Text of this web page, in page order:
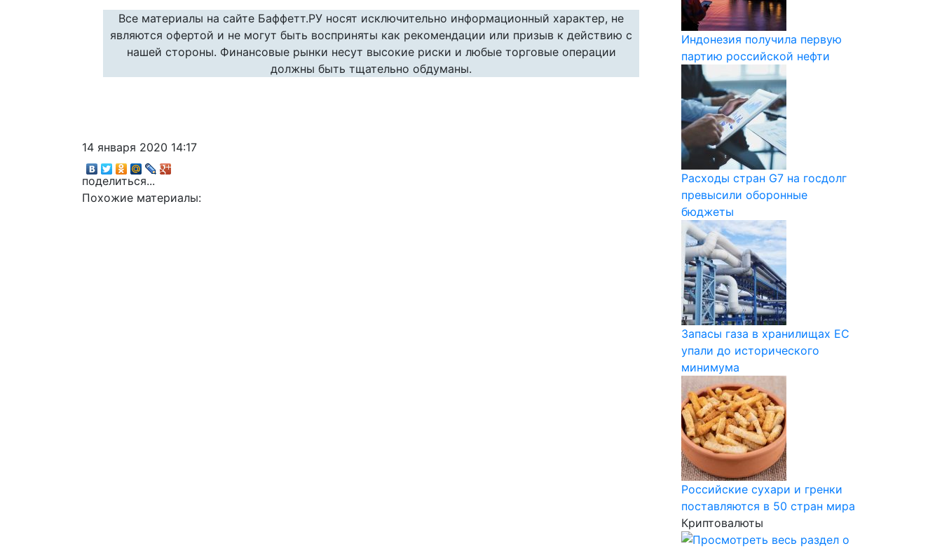
Все материалы на сайте Баффетт.РУ носят исключительно информационный характер, не
являются офертой и не могут быть восприняты как рекомендации или призыв к действию с
нашей стороны. Финансовые рынки несут высокие риски и любые торговые операции
должны быть тщательно обдуманы.
14 января 2020 14:17
поделиться...
Похожие материалы:
Индонезия получила первую
партию российской нефти
Расходы стран G7 на госдолг
превысили оборонные
бюджеты
Запасы газа в хранилищах ЕС
упали до исторического
минимума
Российские сухари и гренки
поставляются в 50 стран мира
Криптовалюты